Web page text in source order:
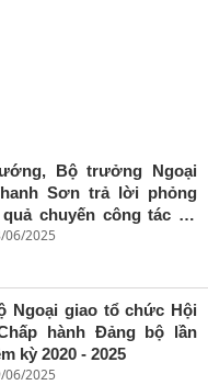
Bộ trưởng Ngoại
Sơn trả lời phỏng
chuyến công tác tại
của Thủ tướng Chính
2025
Ngoại giao tổ chức Hội
hành Đảng bộ lần
kỳ 2020 - 2025
2025